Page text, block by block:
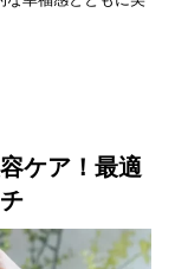
ケア！最適